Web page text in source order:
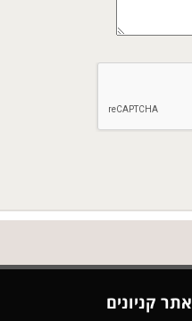
אתר קניונים